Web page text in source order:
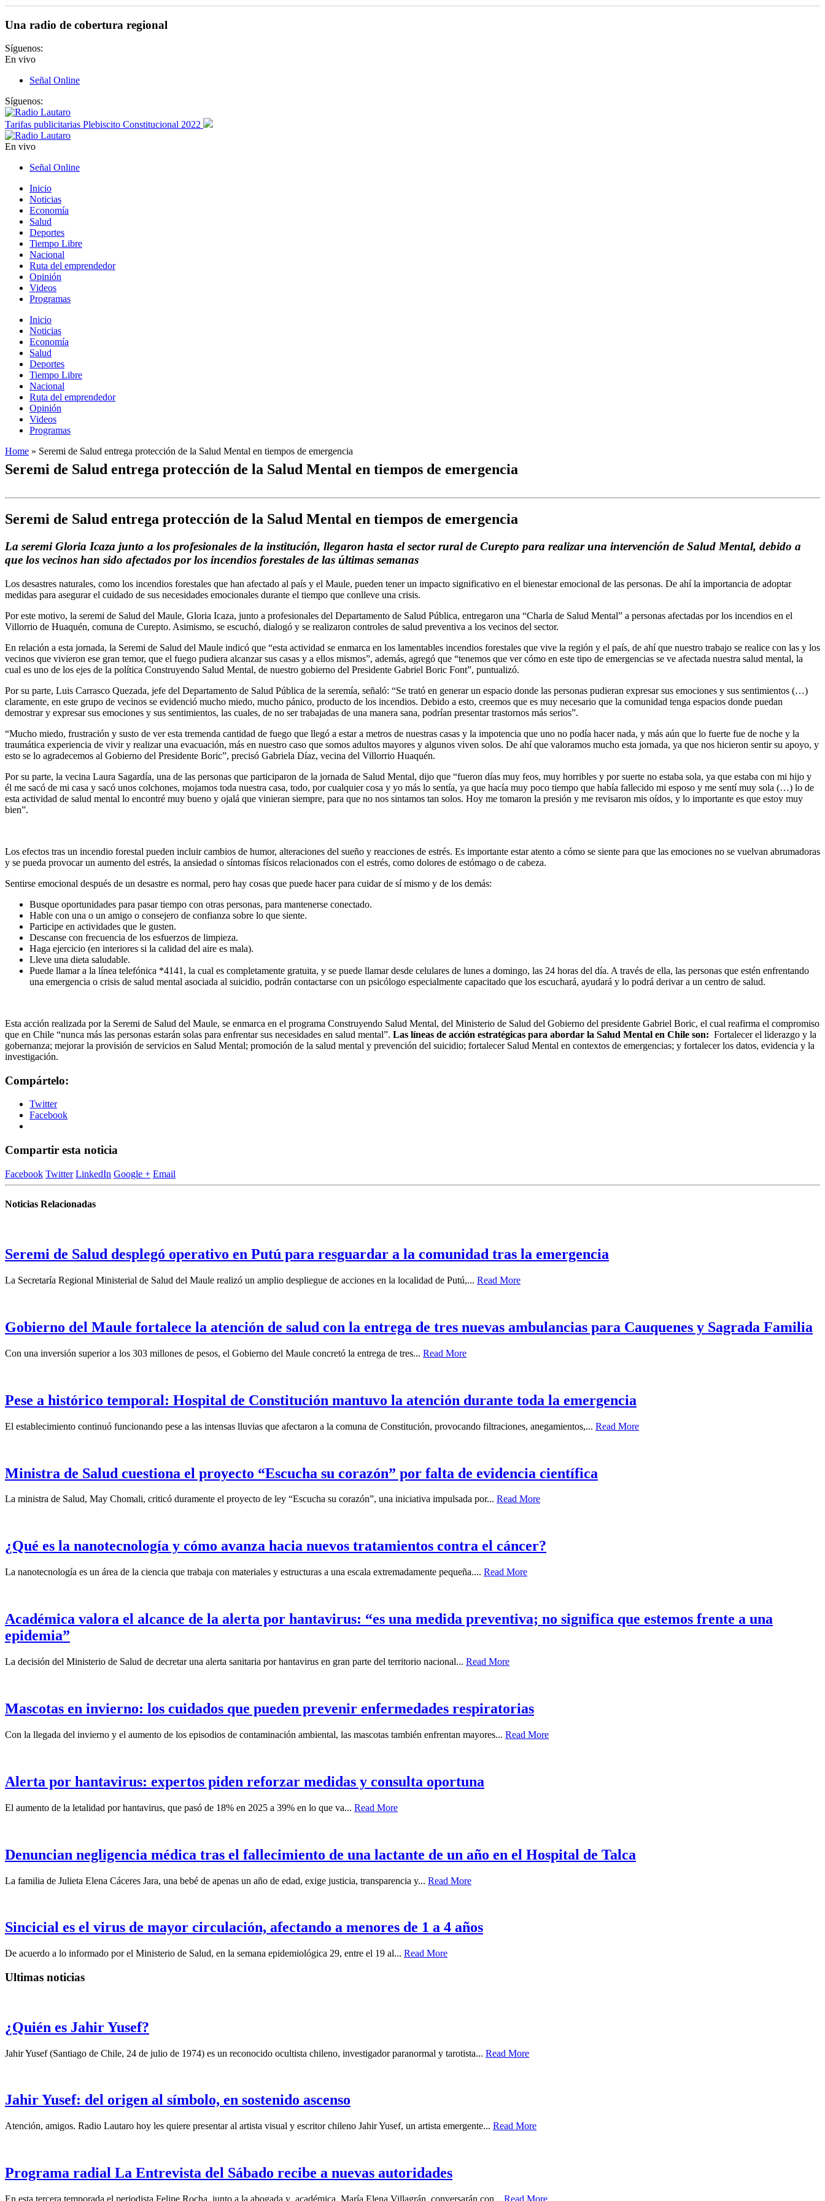
Una radio de cobertura regional
Síguenos:
En vivo
Señal Online
Síguenos:
Tarifas publicitarias Plebiscito Constitucional 2022
En vivo
Señal Online
Inicio
Noticias
Economía
Salud
Deportes
Tiempo Libre
Nacional
Ruta del emprendedor
Opinión
Videos
Programas
Inicio
Noticias
Economía
Salud
Deportes
Tiempo Libre
Nacional
Ruta del emprendedor
Opinión
Videos
Programas
Home » Seremi de Salud entrega protección de la Salud Mental en tiempos de emergencia
Seremi de Salud entrega protección de la Salud Mental en tiempos de emergencia
Seremi de Salud entrega protección de la Salud Mental en tiempos de emergencia
La seremi Gloria Icaza junto a los profesionales de la institución, llegaron hasta el sector rural de Curepto para realizar una intervención de Salud Mental, debido a
que los vecinos han sido afectados por los incendios forestales de las últimas semanas
Los desastres naturales, como los incendios forestales que han afectado al país y el Maule, pueden tener un impacto significativo en el bienestar emocional de las personas. De ahí la importancia de adoptar
medidas para asegurar el cuidado de sus necesidades emocionales durante el tiempo que conlleve una crisis.
Por este motivo, la seremi de Salud del Maule, Gloria Icaza, junto a profesionales del Departamento de Salud Pública, entregaron una “Charla de Salud Mental” a personas afectadas por los incendios en el
Villorrio de Huaquén, comuna de Curepto. Asimismo, se escuchó, dialogó y se realizaron controles de salud preventiva a los vecinos del sector.
En relación a esta jornada, la Seremi de Salud del Maule indicó que “esta actividad se enmarca en los lamentables incendios forestales que vive la región y el país, de ahí que nuestro trabajo se realice con las y los
vecinos que vivieron ese gran temor, que el fuego pudiera alcanzar sus casas y a ellos mismos”, además, agregó que “tenemos que ver cómo en este tipo de emergencias se ve afectada nuestra salud mental, la
cual es uno de los ejes de la política Construyendo Salud Mental, de nuestro gobierno del Presidente Gabriel Boric Font”, puntualizó.
Por su parte, Luis Carrasco Quezada, jefe del Departamento de Salud Pública de la seremía, señaló: “Se trató en generar un espacio donde las personas pudieran expresar sus emociones y sus sentimientos (…)
claramente, en este grupo de vecinos se evidenció mucho miedo, mucho pánico, producto de los incendios. Debido a esto, creemos que es muy necesario que la comunidad tenga espacios donde puedan
demostrar y expresar sus emociones y sus sentimientos, las cuales, de no ser trabajadas de una manera sana, podrían presentar trastornos más serios”.
“Mucho miedo, frustración y susto de ver esta tremenda cantidad de fuego que llegó a estar a metros de nuestras casas y la impotencia que uno no podía hacer nada, y más aún que lo fuerte fue de noche y la
traumática experiencia de vivir y realizar una evacuación, más en nuestro caso que somos adultos mayores y algunos viven solos. De ahí que valoramos mucho esta jornada, ya que nos hicieron sentir su apoyo, y
esto se lo agradecemos al Gobierno del Presidente Boric”, precisó Gabriela Díaz, vecina del Villorrio Huaquén.
Por su parte, la vecina Laura Sagardía, una de las personas que participaron de la jornada de Salud Mental, dijo que “fueron días muy feos, muy horribles y por suerte no estaba sola, ya que estaba con mi hijo y
él me sacó de mi casa y sacó unos colchones, mojamos toda nuestra casa, todo, por cualquier cosa y yo más lo sentía, ya que hacía muy poco tiempo que había fallecido mi esposo y me sentí muy sola (…) lo de
esta actividad de salud mental lo encontré muy bueno y ojalá que vinieran siempre, para que no nos sintamos tan solos. Hoy me tomaron la presión y me revisaron mis oídos, y lo importante es que estoy muy
bien”.
Los efectos tras un incendio forestal pueden incluir cambios de humor, alteraciones del sueño y reacciones de estrés. Es importante estar atento a cómo se siente para que las emociones no se vuelvan abrumadoras
y se pueda provocar un aumento del estrés, la ansiedad o síntomas físicos relacionados con el estrés, como dolores de estómago o de cabeza.
Sentirse emocional después de un desastre es normal, pero hay cosas que puede hacer para cuidar de sí mismo y de los demás:
Busque oportunidades para pasar tiempo con otras personas, para mantenerse conectado.
Hable con una o un amigo o consejero de confianza sobre lo que siente.
Participe en actividades que le gusten.
Descanse con frecuencia de los esfuerzos de limpieza.
Haga ejercicio (en interiores si la calidad del aire es mala).
Lleve una dieta saludable.
Puede llamar a la línea telefónica *4141, la cual es completamente gratuita, y se puede llamar desde celulares de lunes a domingo, las 24 horas del día. A través de ella, las personas que estén enfrentando
una emergencia o crisis de salud mental asociada al suicidio, podrán contactarse con un psicólogo especialmente capacitado que los escuchará, ayudará y lo podrá derivar a un centro de salud.
Esta acción realizada por la Seremi de Salud del Maule, se enmarca en el programa Construyendo Salud Mental, del Ministerio de Salud del Gobierno del presidente Gabriel Boric, el cual reafirma el compromiso
que en Chile “nunca más las personas estarán solas para enfrentar sus necesidades en salud mental”. Las líneas de acción estratégicas para abordar la Salud Mental en Chile son: Fortalecer el liderazgo y la
gobernanza; mejorar la provisión de servicios en Salud Mental; promoción de la salud mental y prevención del suicidio; fortalecer Salud Mental en contextos de emergencias; y fortalecer los datos, evidencia y la
investigación.
Compártelo:
Twitter
Facebook
Compartir esta noticia
Facebook Twitter LinkedIn Google + Email
Noticias Relacionadas
Seremi de Salud desplegó operativo en Putú para resguardar a la comunidad tras la emergencia
La Secretaría Regional Ministerial de Salud del Maule realizó un amplio despliegue de acciones en la localidad de Putú,... Read More
Gobierno del Maule fortalece la atención de salud con la entrega de tres nuevas ambulancias para Cauquenes y Sagrada Familia
Con una inversión superior a los 303 millones de pesos, el Gobierno del Maule concretó la entrega de tres... Read More
Pese a histórico temporal: Hospital de Constitución mantuvo la atención durante toda la emergencia
El establecimiento continuó funcionando pese a las intensas lluvias que afectaron a la comuna de Constitución, provocando filtraciones, anegamientos,... Read More
Ministra de Salud cuestiona el proyecto “Escucha su corazón” por falta de evidencia científica
La ministra de Salud, May Chomali, criticó duramente el proyecto de ley “Escucha su corazón”, una iniciativa impulsada por... Read More
¿Qué es la nanotecnología y cómo avanza hacia nuevos tratamientos contra el cáncer?
La nanotecnología es un área de la ciencia que trabaja con materiales y estructuras a una escala extremadamente pequeña.... Read More
Académica valora el alcance de la alerta por hantavirus: “es una medida preventiva; no significa que estemos frente a una
epidemia”
La decisión del Ministerio de Salud de decretar una alerta sanitaria por hantavirus en gran parte del territorio nacional... Read More
Mascotas en invierno: los cuidados que pueden prevenir enfermedades respiratorias
Con la llegada del invierno y el aumento de los episodios de contaminación ambiental, las mascotas también enfrentan mayores... Read More
Alerta por hantavirus: expertos piden reforzar medidas y consulta oportuna
El aumento de la letalidad por hantavirus, que pasó de 18% en 2025 a 39% en lo que va... Read More
Denuncian negligencia médica tras el fallecimiento de una lactante de un año en el Hospital de Talca
La familia de Julieta Elena Cáceres Jara, una bebé de apenas un año de edad, exige justicia, transparencia y... Read More
Sincicial es el virus de mayor circulación, afectando a menores de 1 a 4 años
De acuerdo a lo informado por el Ministerio de Salud, en la semana epidemiológica 29, entre el 19 al... Read More
Ultimas noticias
¿Quién es Jahir Yusef?
Jahir Yusef (Santiago de Chile, 24 de julio de 1974) es un reconocido ocultista chileno, investigador paranormal y tarotista... Read More
Jahir Yusef: del origen al símbolo, en sostenido ascenso
Atención, amigos. Radio Lautaro hoy les quiere presentar al artista visual y escritor chileno Jahir Yusef, un artista emergente... Read More
Programa radial La Entrevista del Sábado recibe a nuevas autoridades